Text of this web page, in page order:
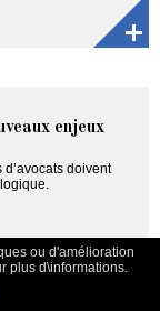
ou d'amélioration
plus d\informations.
enjeux
doivent